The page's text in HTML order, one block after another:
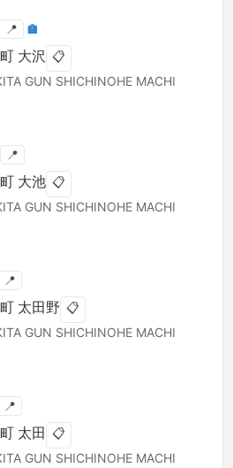
📍 🏣
大沢 📋
GUN SHICHINOHE MACHI
📍
大池 📋
GUN SHICHINOHE MACHI
📍
太田野 📋
GUN SHICHINOHE MACHI
📍
太田 📋
GUN SHICHINOHE MACHI